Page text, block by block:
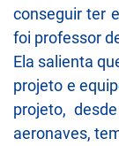
conseguir ter
foi professor
Ela salienta
projeto e
projeto,
aeronaves,